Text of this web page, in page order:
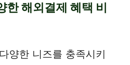
한 해외결제 혜택 비
양한 니즈를 충족시키